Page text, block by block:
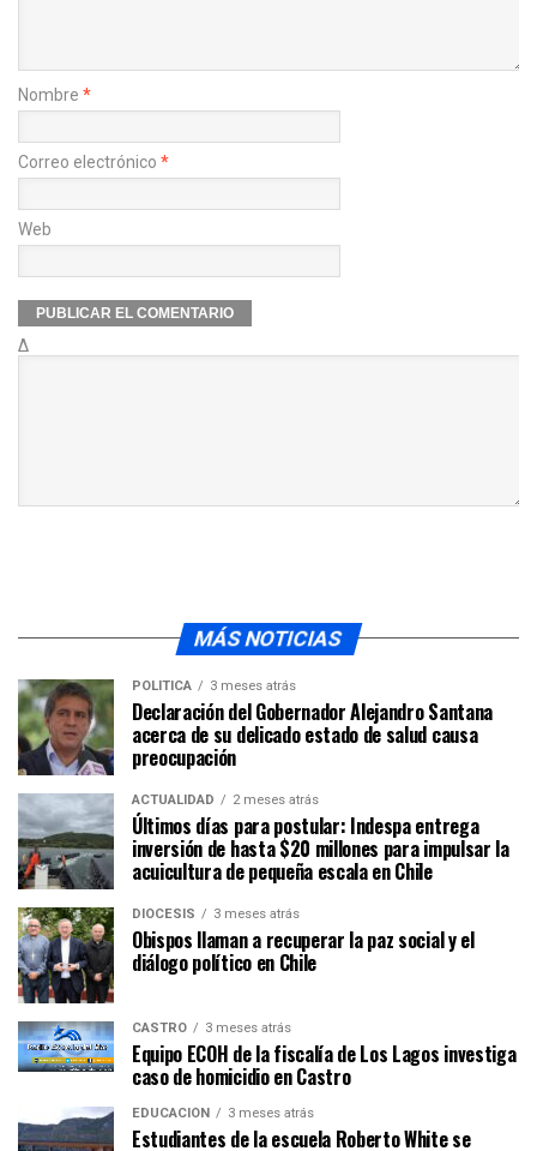
Nombre *
Correo electrónico *
Web
Δ
MÁS NOTICIAS
POLÍTICA 3 meses atrás
Declaración del Gobernador Alejandro Santana
acerca de su delicado estado de salud causa
preocupación
ACTUALIDAD 2 meses atrás
Últimos días para postular: Indespa entrega
inversión de hasta $20 millones para impulsar la
acuicultura de pequeña escala en Chile
DIÓCESIS 3 meses atrás
Obispos llaman a recuperar la paz social y el
diálogo político en Chile
CASTRO 3 meses atrás
Equipo ECOH de la fiscalía de Los Lagos investiga
caso de homicidio en Castro
EDUCACIÓN 3 meses atrás
Estudiantes de la escuela Roberto White se